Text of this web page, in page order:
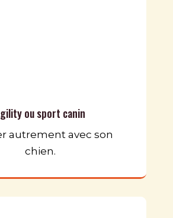
ou sport canin
autrement avec son
chien.